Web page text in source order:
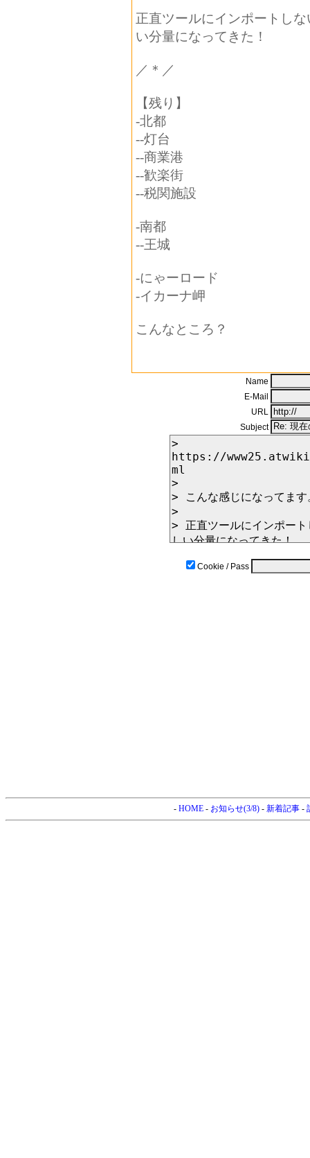
正直ツールにインポートし
い分量になってきた！
／＊／
【残り】
-北都
--灯台
--商業港
--歓楽街
--税関施設
-南都
--王城
-にゃーロード
-イカーナ岬
こんなところ？
Name
E-Mail
URL
Subject
Cookie / Pass
- HOME- お知らせ(3/8)- 新着記事-